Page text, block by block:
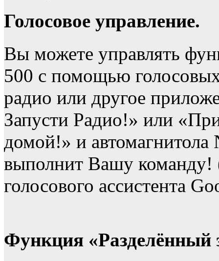
Голосовое управление.
Вы можете управлять
500 с помощью
радио или другое
Запусти Радио!» или
домой!» и
выполнит Вашу команду!
голосового ассистента
Функция «Разделённый